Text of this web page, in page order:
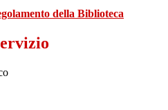
della Biblioteca